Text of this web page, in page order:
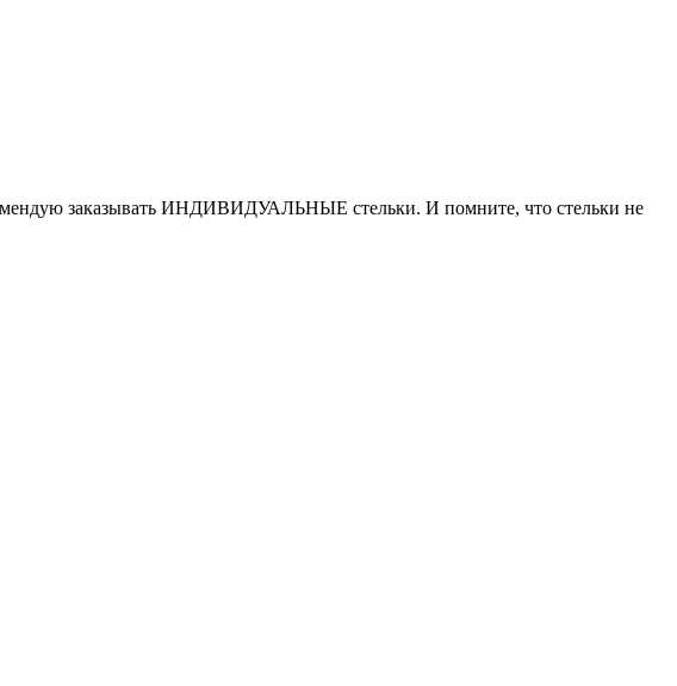
заказывать ИНДИВИДУАЛЬНЫЕ стельки. И помните, что стельки не